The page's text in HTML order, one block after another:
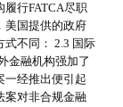
行FATCA尽职
美国提供的政府
式不同： 2.3 国际
金融机构强加了
一经推出便引起
案对非合规金融